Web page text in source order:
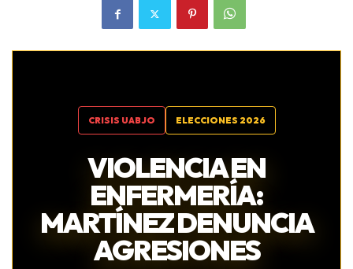
CRISIS UABJO ELECCIONES 2026
VIOLENCIA EN
ENFERMERÍA:
MARTÍNEZ DENUNCIA
AGRESIONES